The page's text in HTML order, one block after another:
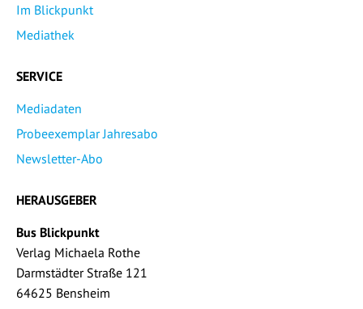
Im Blickpunkt
Mediathek
SERVICE
Mediadaten
Probeexemplar Jahresabo
Newsletter-Abo
HERAUSGEBER
Bus Blickpunkt
Verlag Michaela Rothe
Darmstädter Straße 121
64625 Bensheim